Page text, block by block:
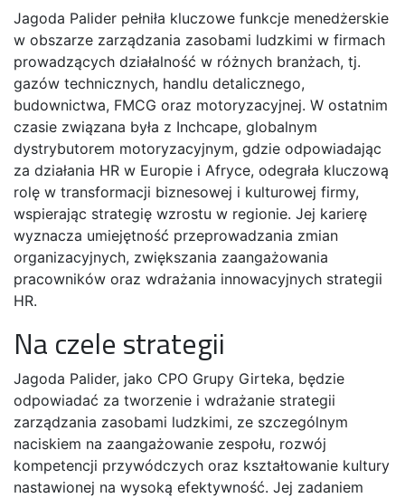
Jagoda Palider pełniła kluczowe funkcje menedżerskie
w obszarze zarządzania zasobami ludzkimi w firmach
prowadzących działalność w różnych branżach, tj.
gazów technicznych, handlu detalicznego,
budownictwa, FMCG oraz motoryzacyjnej. W ostatnim
czasie związana była z Inchcape, globalnym
dystrybutorem motoryzacyjnym, gdzie odpowiadając
za działania HR w Europie i Afryce, odegrała kluczową
rolę w transformacji biznesowej i kulturowej firmy,
wspierając strategię wzrostu w regionie. Jej karierę
wyznacza umiejętność przeprowadzania zmian
organizacyjnych, zwiększania zaangażowania
pracowników oraz wdrażania innowacyjnych strategii
HR.
Na czele strategii
Jagoda Palider, jako CPO Grupy Girteka, będzie
odpowiadać za tworzenie i wdrażanie strategii
zarządzania zasobami ludzkimi, ze szczególnym
naciskiem na zaangażowanie zespołu, rozwój
kompetencji przywódczych oraz kształtowanie kultury
nastawionej na wysoką efektywność. Jej zadaniem